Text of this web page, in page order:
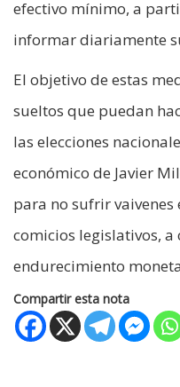
efectivo mínimo, a
informar diariamente
El objetivo de estas
sueltos que puedan
las elecciones
económico de Javier
para no sufrir vaivenes
comicios legislativos,
endurecimiento
Compartir esta nota